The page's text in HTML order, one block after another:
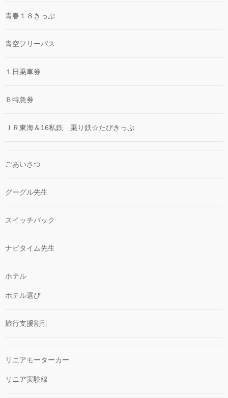
青春１８きっぷ
青空フリーパス
１日乗車券
Ｂ特急券
ＪＲ東海＆16私鉄 乗り鉄☆たびきっぷ
ごあいさつ
グーグル先生
スイッチバック
ナビタイム先生
ホテル
ホテル選び
旅行支援割引
リニアモーターカー
リニア実験線